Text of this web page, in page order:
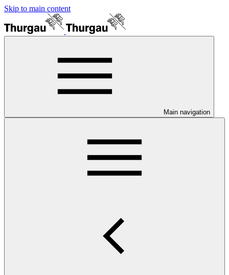
Skip to main content
Main navigation